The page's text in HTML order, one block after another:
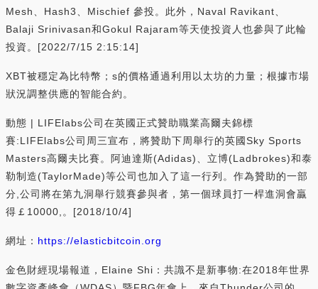
Mesh、Hash3、Mischief 參投。此外，Naval Ravikant、
Balaji Srinivasan和Gokul Rajaram等天使投資人也參與了此輪
投資。[2022/7/15 2:15:14]
XBT被穩定為比特幣；s的價格通過利用以太坊的力量；根據市場
狀況調整供應的智能合約。
動態 | LIFElabs公司在英國正式贊助職業高爾夫錦標
賽:LIFElabs公司周三宣布，將贊助下周舉行的英國Sky Sports
Masters高爾夫比賽。阿迪達斯(Adidas)、立博(Ladbrokes)和泰
勒制造(TaylorMade)等公司也加入了這一行列。作為贊助的一部
分,公司將在第九洞舉行競賽參與者，第一個球員打一桿進洞會贏
得￡10000,。[2018/10/4]
網址： https://elasticbitcoin.org
金色財經現場報道，Elaine Shi：共識不是新事物:在2018年世界